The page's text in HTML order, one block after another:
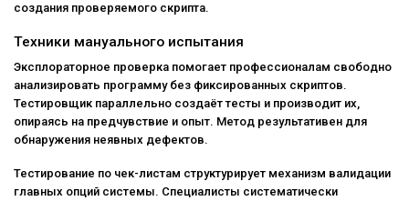
создания проверяемого скрипта.
Техники мануального испытания
Эксплораторное проверка помогает профессионалам свободно
анализировать программу без фиксированных скриптов.
Тестировщик параллельно создаёт тесты и производит их,
опираясь на предчувствие и опыт. Метод результативен для
обнаружения неявных дефектов.
Тестирование по чек-листам структурирует механизм валидации
главных опций системы. Специалисты систематически